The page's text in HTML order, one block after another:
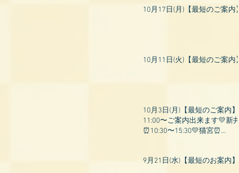
10月17日(月)【最短のご案内】
10月11日(火)【最短のご案内】
10月3日(月)【最短のご案内】
11:00〜ご案内出来ます💛新井
⏰10:30〜15:30💛猫宮⏰
9月21日(水)【最短のお案内】